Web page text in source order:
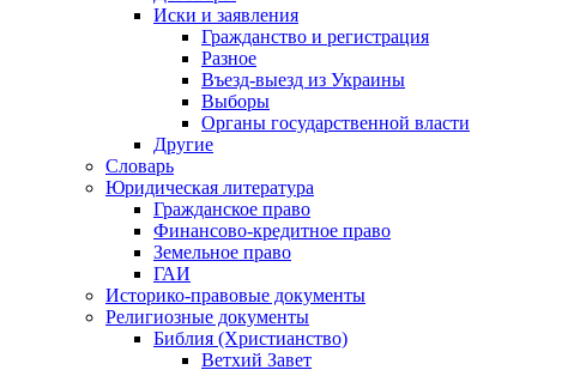
Иски и заявления
Гражданство и регистрация
Разное
Въезд-выезд из Украины
Выборы
Органы государственной власти
Другие
Словарь
Юридическая литература
Гражданское право
Финансово-кредитное право
Земельное право
ГАИ
Историко-правовые документы
Религиозные документы
Библия (Христианство)
Ветхий Завет